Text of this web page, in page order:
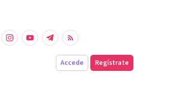
Accede Regístrate